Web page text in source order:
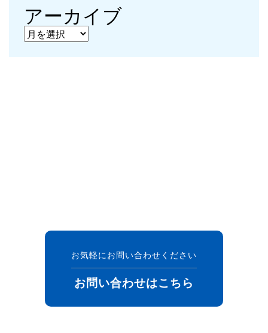
アーカイブ
アーカイブ
お気軽にお問い合わせください
お問い合わせはこちら